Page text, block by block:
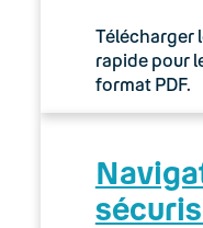
Télécharger
rapide pour
format PDF.